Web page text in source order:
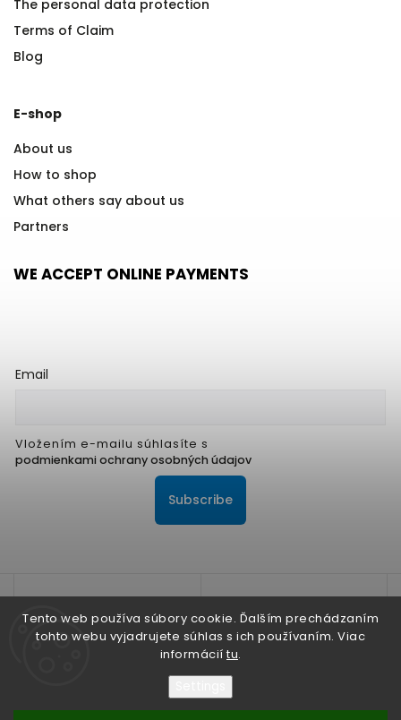
Tento web používa súbory cookie. Ďalším prechádzaním
tohto webu vyjadrujete súhlas s ich používaním. Viac
informácií tu.
The personal data protection
Terms of Claim
Blog
E-shop
About us
How to shop
What others say about us
Partners
WE ACCEPT ONLINE PAYMENTS
Email
Vložením e-mailu súhlasíte s
podmienkami ochrany osobných údajov
Subscribe
Na zlepšenie našich služieb používame cookies. O ich
používaní a možnostiach nastavenia sa dozviete viac v